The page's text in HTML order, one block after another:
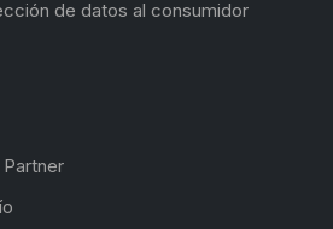
de datos al consumidor
Partner